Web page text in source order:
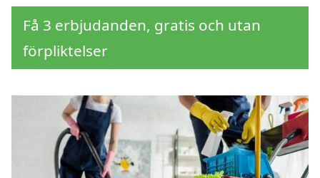
Få 3 erbjudanden, gratis och utan
förpliktelser